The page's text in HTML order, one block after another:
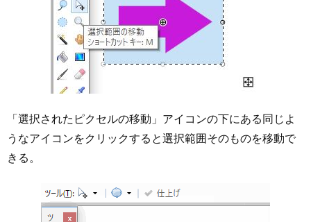
「選択されたピクセルの移動」アイコンの下にある同じよ
うなアイコンをクリックすると選択範囲そのものを移動で
きる。